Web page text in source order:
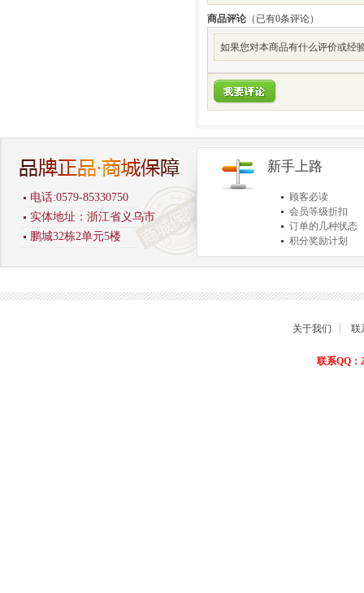
商品评论 （已有0条评论）
如果您对本商品有什么评价或经
电话:0579-85330750
实体地址：浙江省义乌市
鹏城32栋2单元5楼
新手上路
顾客必读
会员等级折扣
订单的几种状态
积分奖励计划
商品退货保障
关于我们 联
联系QQ：